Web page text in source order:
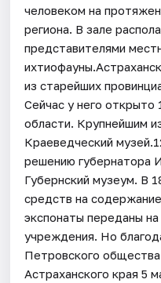
человеком на
региона. В зале
представителями
из старейших
Сейчас у него открыто
области. Крупнейшим
Краеведческий
решению губернатора
Губернский музеум. В
средств на
экспонаты переданы
учреждения. Но
Петровского
Астраханского края 5